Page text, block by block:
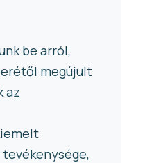
be arról,
megújult
az